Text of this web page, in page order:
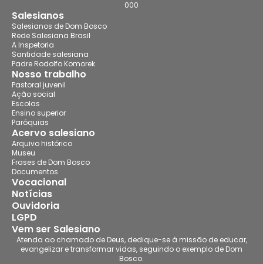
000
Salesianos
Salesianos de Dom Bosco
Rede Salesiana Brasil
A Inspetoria
Santidade salesiana
Padre Rodolfo Komorek
Nosso trabalho
Pastoral juvenil
Ação social
Escolas
Ensino superior
Paróquias
Acervo salesiano
Arquivo histórico
Museu
Frases de Dom Bosco
Documentos
Vocacional
Notícias
Ouvidoria
LGPD
Vem ser Salesiano
Atenda ao chamado de Deus, dedique-se à missão de educar,
evangelizar e transformar vidas, seguindo o exemplo de Dom
Bosco.